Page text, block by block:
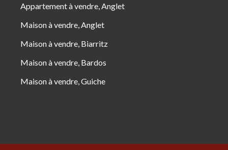
Appartement à vendre, Anglet
Maison à vendre, Anglet
Maison à vendre, Biarritz
Maison à vendre, Bardos
Maison à vendre, Guiche